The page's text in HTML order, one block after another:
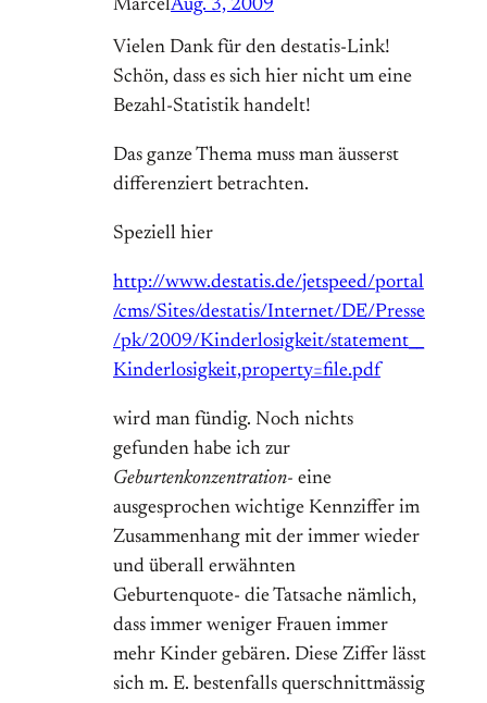
MarcelAug. 3, 2009
Vielen Dank für den destatis-Link!
Schön, dass es sich hier nicht um eine
Bezahl-Statistik handelt!
Das ganze Thema muss man äusserst
differenziert betrachten.
Speziell hier
http://www.destatis.de/jetspeed/portal
/cms/Sites/destatis/Internet/DE/Presse
/pk/2009/Kinderlosigkeit/statement__
Kinderlosigkeit,property=file.pdf
wird man fündig. Noch nichts
gefunden habe ich zur
Geburtenkonzentration- eine
ausgesprochen wichtige Kennziffer im
Zusammenhang mit der immer wieder
und überall erwähnten
Geburtenquote- die Tatsache nämlich,
dass immer weniger Frauen immer
mehr Kinder gebären. Diese Ziffer lässt
sich m. E. bestenfalls querschnittmässig